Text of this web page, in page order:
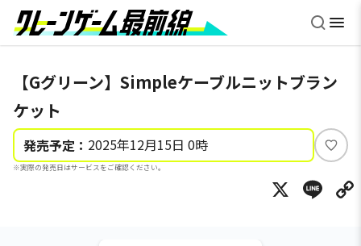
【Gグリーン】Simpleケーブルニットブラン
ケット
発売予定： 2025年12月15日 0時
※実際の発売日はサービスをご確認ください。
い
ね
X